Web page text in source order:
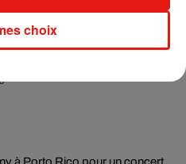
à Porto Rico pour un concert
choix